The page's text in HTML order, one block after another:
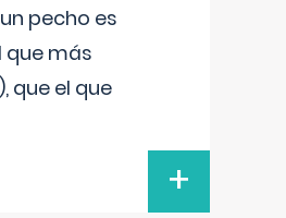
pecho es
que más
que el que
+